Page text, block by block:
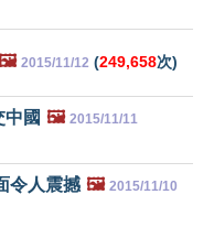
2015/11/12 (249,658次)
中國 🖼️ 2015/11/11
令人震撼 🖼️ 2015/11/10